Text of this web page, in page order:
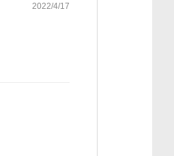
2022/4/17